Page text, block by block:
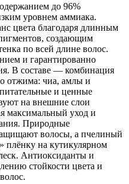
до 96%
уровнем аммиака.
цвета благодаря длинным
создающим
по всей длине волос.
и гарантированно
В составе — комбинация
отжима: чиа, амлы и
и ценные
на внешние слои
максимальный уход и
Природные
волосы, а пчелиный
плёнку на кутикулярном
Антиоксиданты и
стойкости цвета и